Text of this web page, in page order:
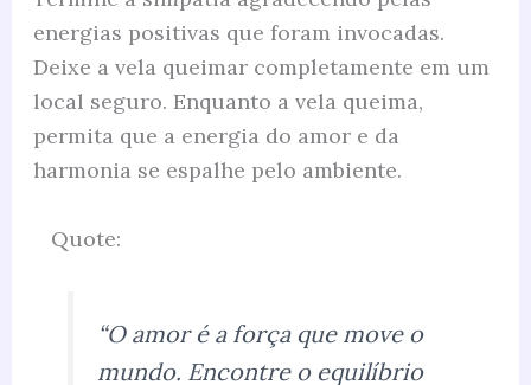
energias positivas que foram invocadas.
Deixe a vela queimar completamente em um
local seguro. Enquanto a vela queima,
permita que a energia do amor e da
harmonia se espalhe pelo ambiente.
Quote:
“O amor é a força que move o
mundo. Encontre o equilíbrio